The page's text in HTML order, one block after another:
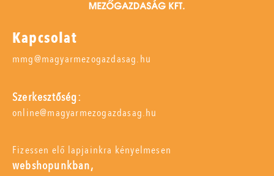
Kapcsolat
mmg@magyarmezogazdasag.hu
Szerkesztőség:
online@magyarmezogazdasag.hu
Fizessen elő lapjainkra kényelmesen
webshopunkban,